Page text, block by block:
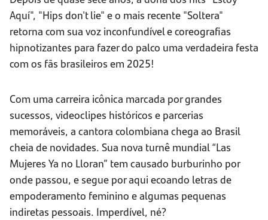
Aquí", "Hips don't lie" e o mais recente "Soltera"
retorna com sua voz inconfundível e coreografias
hipnotizantes para fazer do palco uma verdadeira festa
com os fãs brasileiros em 2025!
Com uma carreira icônica marcada por grandes
sucessos, videoclipes históricos e parcerias
memoráveis, a cantora colombiana chega ao Brasil
cheia de novidades. Sua nova turnê mundial “Las
Mujeres Ya no Lloran” tem causado burburinho por
onde passou, e segue por aqui ecoando letras de
empoderamento feminino e algumas pequenas
indiretas pessoais. Imperdível, né?